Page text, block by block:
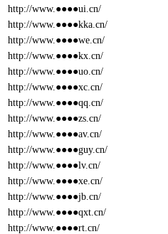
http://www.●●●●ui.cn/
http://www.●●●●kka.cn/
http://www.●●●●we.cn/
http://www.●●●●kx.cn/
http://www.●●●●uo.cn/
http://www.●●●●xc.cn/
http://www.●●●●qq.cn/
http://www.●●●●zs.cn/
http://www.●●●●av.cn/
http://www.●●●●guy.cn/
http://www.●●●●lv.cn/
http://www.●●●●xe.cn/
http://www.●●●●jb.cn/
http://www.●●●●qxt.cn/
http://www.●●●●rt.cn/